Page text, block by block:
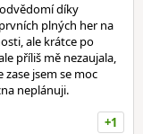
díky
plných her na
ale krátce po
příliš mě nezaujala,
jsem se moc
neplánuji.
+1